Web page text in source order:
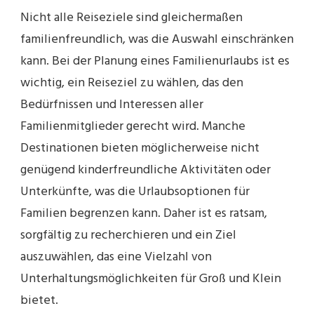
Nicht alle Reiseziele sind gleichermaßen
familienfreundlich, was die Auswahl einschränken
kann. Bei der Planung eines Familienurlaubs ist es
wichtig, ein Reiseziel zu wählen, das den
Bedürfnissen und Interessen aller
Familienmitglieder gerecht wird. Manche
Destinationen bieten möglicherweise nicht
genügend kinderfreundliche Aktivitäten oder
Unterkünfte, was die Urlaubsoptionen für
Familien begrenzen kann. Daher ist es ratsam,
sorgfältig zu recherchieren und ein Ziel
auszuwählen, das eine Vielzahl von
Unterhaltungsmöglichkeiten für Groß und Klein
bietet.